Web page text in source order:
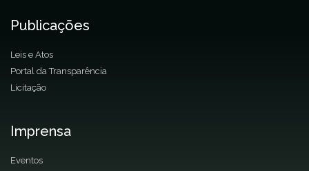
Publicações
Leis e Atos
Portal da Transparência
Licitação
Imprensa
Eventos